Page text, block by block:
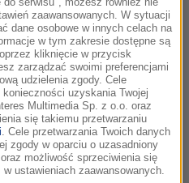
B C D E F G H I J
tekstów - pochodzi
w Ontario, w Kanadzie.
zaawansowanych. W sytuacji
dane osobowe w innych celach na
w tym zakresie dostępne są
kliknięcie w przycisk
zarządzać swoimi preferencjami
udzielenia zgody. Cele
uzyskania Twojej
Multimedia Sp. z o.o. oraz
się takiemu przetwarzaniu
. Cele przetwarzania Twoich danych
zgody w oparciu o uzasadniony
oraz możliwość sprzeciwienia się
ustawieniach zaawansowanych.